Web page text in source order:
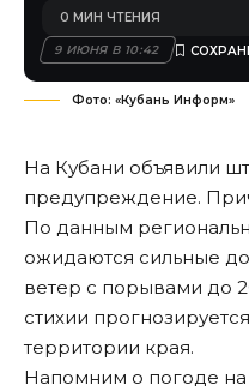
9 ИЮНЯ В 10:42
0 МИН ЧТЕНИЯ
Фото: «Кубань Информ»
На Кубани объявили
предупреждение.
По данным
ожидаются сильные
ветер с порывами до
стихии
территории края.
Напомним о погоде